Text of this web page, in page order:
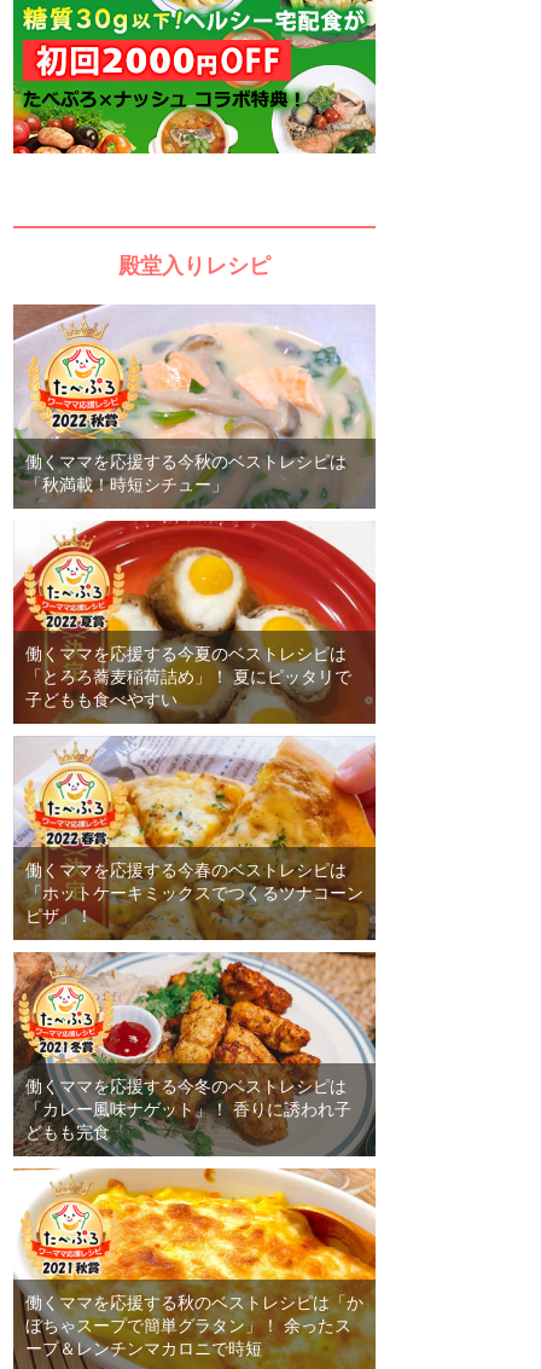
殿堂入りレシピ
働くママを応援する今秋のベストレシピは
「秋満載！時短シチュー」
働くママを応援する今夏のベストレシピは
「とろろ蕎麦稲荷詰め」！ 夏にピッタリで
子どもも食べやすい
働くママを応援する今春のベストレシピは
「ホットケーキミックスでつくるツナコーン
ピザ」！
働くママを応援する今冬のベストレシピは
「カレー風味ナゲット」！ 香りに誘われ子
どもも完食
働くママを応援する秋のベストレシピは「か
ぼちゃスープで簡単グラタン」！ 余ったス
ープ＆レンチンマカロニで時短